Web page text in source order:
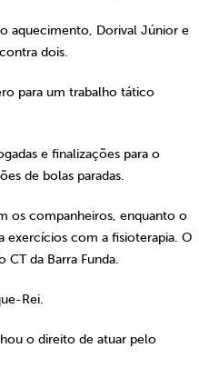
aquecimento, Dorival Júnior e
dois.
para um trabalho tático
e finalizações para o
de bolas paradas.
os companheiros, enquanto o
exercícios com a fisioterapia. O
da Barra Funda.
Rei.
o direito de atuar pelo